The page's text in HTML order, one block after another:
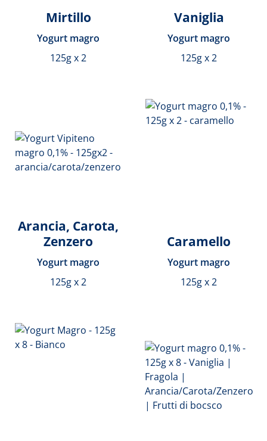
Mirtillo
Yogurt magro
125g x 2
Vaniglia
Yogurt magro
125g x 2
Arancia, Carota,
Zenzero
Yogurt magro
125g x 2
Caramello
Yogurt magro
125g x 2